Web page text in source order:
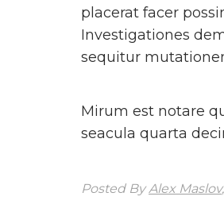
placerat facer
Investigationes
sequitur
Mirum est notare
seacula quarta
Posted ByAlex Maslov